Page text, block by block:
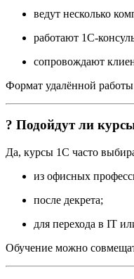
ведут несколько
работают 1С-
сопровождают
Формат удалённой работы
? Подойдут ли
Да, курсы 1С часто
из офисных
после декрета;
для перехода в IT
Обучение можно